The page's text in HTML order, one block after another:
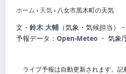
ホーム › 天気› 八女市黒木町の天気
文・ 鈴木 大輔 （気象・気候担当） ・
予報データ： Open-Meteo ・ 気象
ライブ予報は自動更新されます。記